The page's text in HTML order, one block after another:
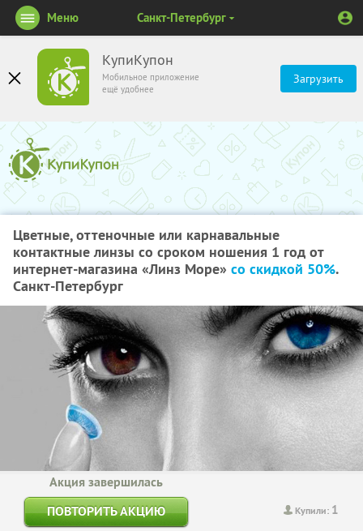
КупиКупон
Мобильное приложение
ещё удобнее
Загрузить
Меню Санкт-Петербург
Цветные, оттеночные или карнавальные
контактные линзы со сроком ношения 1 год от
интернет-магазина «Линз Море» со скидкой 50%.
Санкт-Петербург
Купили: 1
Акция завершилась
ПОВТОРИТЬ АКЦИЮ